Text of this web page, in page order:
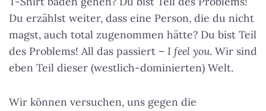
Du erzählst weiter, dass eine Person, die du nicht
magst, auch total zugenommen hätte? Du bist Teil
des Problems! All das passiert – I feel you. Wir sind
eben Teil dieser (westlich-dominierten) Welt.
Wir können versuchen, uns gegen die